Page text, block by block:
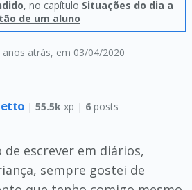
anos atrás, em 03/04/2020
, no capítulo Situações do dia a
de um aluno
| 55.5k xp | 6posts
escrever em diários,
sempre gostei de